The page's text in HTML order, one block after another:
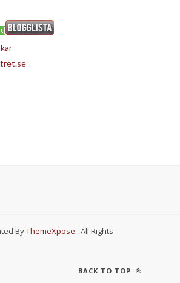
ByThemeXpose . All Rights
BACK TO TOP